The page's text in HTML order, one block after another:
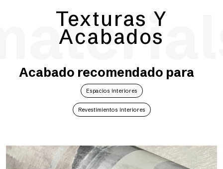
Texturas Y
Acabados
Acabado recomendado para
Espacios interiores
Revestimientos interiores